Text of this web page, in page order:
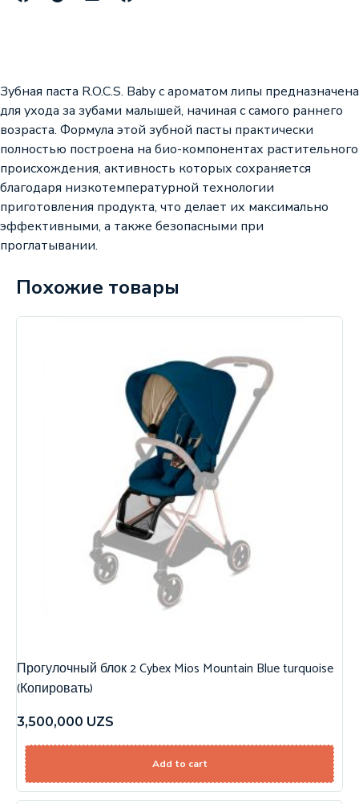
Зубная паста R.O.C.S. Baby с ароматом липы предназначена
для ухода за зубами малышей, начиная с самого раннего
возраста. Формула этой зубной пасты практически
полностью построена на био-компонентах растительного
происхождения, активность которых сохраняется
благодаря низкотемпературной технологии
приготовления продукта, что делает их максимально
эффективными, а также безопасными при
проглатывании.
Похожие товары
Прогулочный блок 2 Cybex Mios Mountain Blue turquoise
(Копировать)
3,500,000 UZS
Add to cart